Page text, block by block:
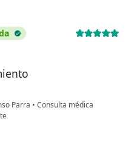
Parra • Consulta médica